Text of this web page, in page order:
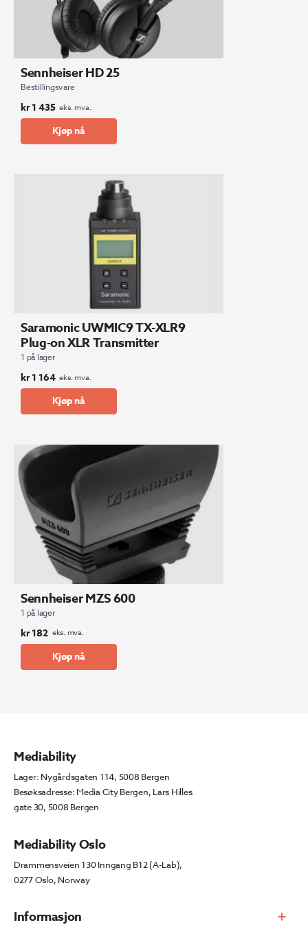
Sennheiser HD 25
Bestillingsvare
kr1 435 eks. mva.
Kjøp nå
Saramonic UWMIC9 TX-XLR9
Plug-on XLR Transmitter
1 på lager
kr1 164 eks. mva.
Kjøp nå
Sennheiser MZS 600
1 på lager
kr182 eks. mva.
Kjøp nå
Informasjon
Mediability
Lager: Nygårdsgaten 114, 5008 Bergen
Besøksadresse: Media City Bergen, Lars Hilles
gate 30, 5008 Bergen
Mediability Oslo
Drammensveien 130 Inngang B12 (A-Lab),
0277 Oslo, Norway